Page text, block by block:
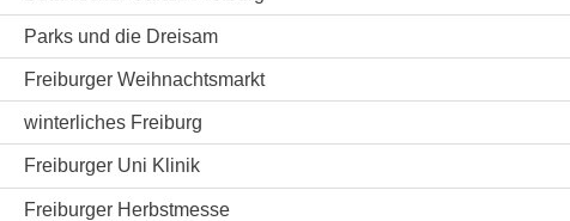
Parks und die Dreisam
Freiburger Weihnachtsmarkt
winterliches Freiburg
Freiburger Uni Klinik
Freiburger Herbstmesse